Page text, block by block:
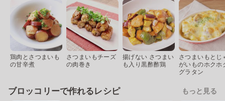
鶏肉とさつまいも
の甘辛煮
さつまいもチーズ
の肉巻き
揚げない さつまい
も入り黒酢酢鶏
さつまいもとじ
がいものホクホ
グラタン
ブロッコリーで作れるレシピ もっと見る